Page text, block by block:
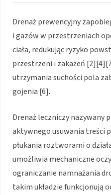
Drenaż prewencyjny
i gazów w przestrzeniach
ciała, redukując ryzyko
przestrzeni i zakażeń
utrzymania suchości pola
gojenia [6].
Drenaż leczniczy nazywany
aktywnego usuwania treści
płukania roztworami o
umożliwia mechaniczne
ograniczanie namnażania
takim układzie funkcjonują